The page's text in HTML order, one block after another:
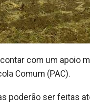
com um apoio
Comum (PAC).
poderão ser feitas